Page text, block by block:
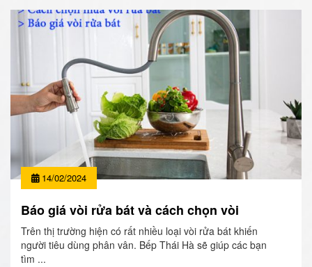
14/02/2024
Báo giá vòi rửa bát và cách chọn vòi
Trên thị trường hiện có rất nhiều loại vòi rửa bát khiến
người tiêu dùng phân vân. Bếp Thái Hà sẽ giúp các bạn
tìm ...